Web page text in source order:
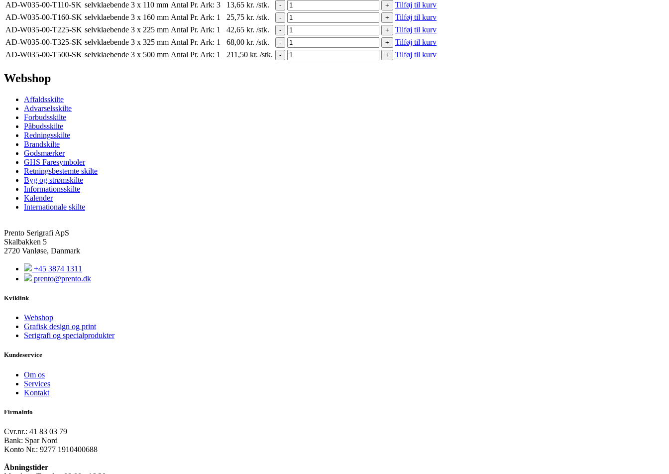
AD-W035-00-T110-SK selvklaebende 3 x 110 mm Antal Pr. Ark: 3 13,65 kr. /stk. - +
Tilføj til kurv
AD-W035-00-T160-SK selvklaebende 3 x 160 mm Antal Pr. Ark: 1 25,75 kr. /stk. - +
Tilføj til kurv
AD-W035-00-T225-SK selvklaebende 3 x 225 mm Antal Pr. Ark: 1 42,65 kr. /stk. - +
Tilføj til kurv
AD-W035-00-T325-SK selvklaebende 3 x 325 mm Antal Pr. Ark: 1 68,00 kr. /stk. - +
Tilføj til kurv
AD-W035-00-T500-SK selvklaebende 3 x 500 mm Antal Pr. Ark: 1 211,50 kr. /stk. - + Tilføj til kurv
Webshop
Affaldsskilte
Advarselsskilte
Forbudsskilte
Påbudsskilte
Redningsskilte
Brandskilte
Godsmærker
GHS Faresymboler
Retningsbestemte skilte
Byg og strømskilte
Informationsskilte
Kalender
Internationale skilte
Prento Serigrafi ApS
Skalbakken 5
2720 Vanløse, Danmark
+45 3874 1311
prento@prento.dk
Kviklink
Webshop
Grafisk design og print
Serigrafi og specialprodukter
Kundeservice
Om os
Services
Kontakt
Firmainfo
Cvr.nr.: 41 83 03 79
Bank: Spar Nord
Konto Nr.: 9277 1910400688
Åbningstider